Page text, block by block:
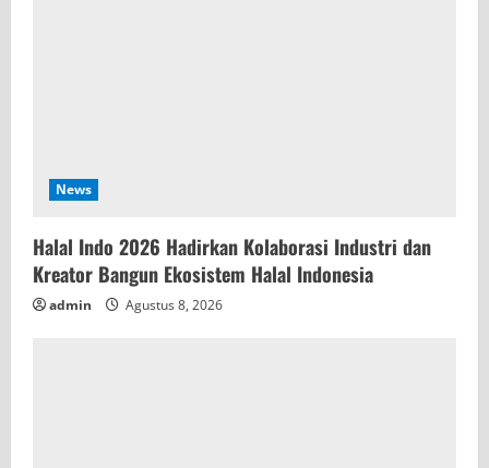
News
Halal Indo 2026 Hadirkan Kolaborasi Industri dan
Kreator Bangun Ekosistem Halal Indonesia
admin Agustus 8, 2026